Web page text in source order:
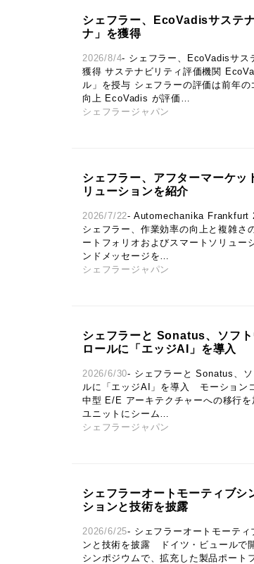
シェフラー、EcoVadisサステ
ナ」を獲得
2026/8/4- シェフラー、EcoVadisサス
獲得 サステナビリティ評価機関
ル」を授与 シェフラーの評価は前年
向上 EcoVadis が評価…
シェフラージャパン
シェフラー、アフターマーケッ
リューションを紹介
2026/7/22- Automechanika Frankfurt
シェフラー、作業効率の向上と複雑さ
ートフォリオおよびスマートソリュー
ンドメッセージを…
シェフラージャパン
シェフラーと Sonatus、ソフ
ロールに「エッジAI」を導入
2026/6/30- シェフラーと Sonatus、
ルに「エッジAI」を導入 モーション
中型 E/E アーキテクチャーへの移行
ユニットにシーム…
シェフラージャパン
シェフラーオートモーティブシ
ションと技術を披露
2026/6/25- シェフラーオートモーティ
ンと技術を披露 ドイツ・ビュールで
シンポジウムで、拡充した製品ポート